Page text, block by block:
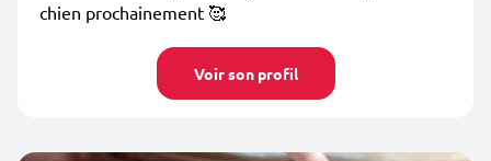
chien prochainement 🥰
Voir son profil